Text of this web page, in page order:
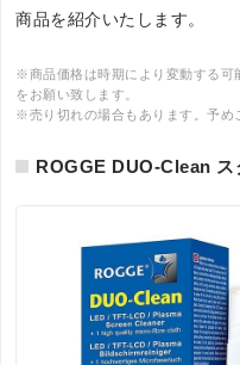
商品を紹介いたします。
※商品価格は時期により変動する可
をお願い致します。
※売り切れの場合もあります。予め
ROGGE DUO-Clean ス